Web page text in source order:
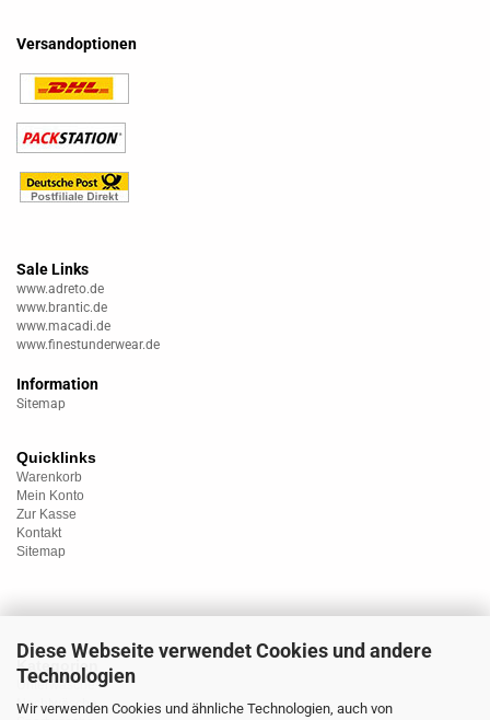
Diese Webseite verwendet Cookies und andere
Technologien
Wir verwenden Cookies und ähnliche Technologien, auch von
Versandoptionen
Sale Links
www.adreto.de
www.brantic.de
www.macadi.de
www.finestunderwear.de
Information
Sitemap
Quicklinks
Warenkorb
Mein Konto
Zur Kasse
Kontakt
Sitemap
Kategorien
Unterwäsche
Nachtwäsche